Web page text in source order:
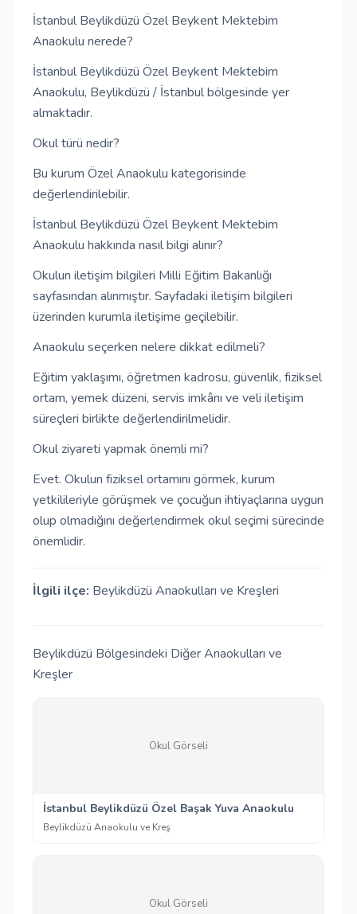
İstanbul Beylikdüzü Özel Beykent Mektebim
Anaokulu nerede?
İstanbul Beylikdüzü Özel Beykent Mektebim
Anaokulu, Beylikdüzü / İstanbul bölgesinde yer
almaktadır.
Okul türü nedir?
Bu kurum Özel Anaokulu kategorisinde
değerlendirilebilir.
İstanbul Beylikdüzü Özel Beykent Mektebim
Anaokulu hakkında nasıl bilgi alınır?
Okulun iletişim bilgileri Milli Eğitim Bakanlığı
sayfasından alınmıştır. Sayfadaki iletişim bilgileri
üzerinden kurumla iletişime geçilebilir.
Anaokulu seçerken nelere dikkat edilmeli?
Eğitim yaklaşımı, öğretmen kadrosu, güvenlik, fiziksel
ortam, yemek düzeni, servis imkânı ve veli iletişim
süreçleri birlikte değerlendirilmelidir.
Okul ziyareti yapmak önemli mi?
Evet. Okulun fiziksel ortamını görmek, kurum
yetkilileriyle görüşmek ve çocuğun ihtiyaçlarına uygun
olup olmadığını değerlendirmek okul seçimi sürecinde
önemlidir.
İlgili ilçe: Beylikdüzü Anaokulları ve Kreşleri
Beylikdüzü Bölgesindeki Diğer Anaokulları ve
Kreşler
Okul Görseli
İstanbul Beylikdüzü Özel Başak Yuva Anaokulu
Beylikdüzü Anaokulu ve Kreş
Okul Görseli